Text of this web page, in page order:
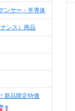
ンサー・半導体
ンス）商品
新品限定特価